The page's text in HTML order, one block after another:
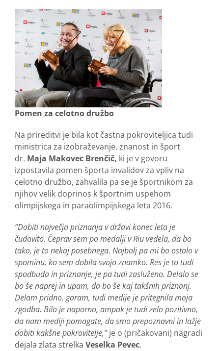
Pomen za celotno družbo
Na prireditvi je bila kot častna pokroviteljica tudi
ministrica za izobraževanje, znanost in šport
dr. Maja Makovec Brenčič, ki je v govoru
izpostavila pomen športa invalidov za vpliv na
celotno družbo, zahvalila pa se je športnikom za
njihov velik doprinos k športnim uspehom
olimpijskega in paraolimpijskega leta 2016.
“Dobiti največja priznanja v državi konec leta je
čudovito. Čeprav sem po medalji v Riu vedela, da bo
tako, je to nekaj posebnega. Najbolj pa mi bo ostalo v
spominu, ko sem dobila svojo znamko. Res je to tudi
spodbuda in priznanje, je pa tudi zasluženo. Delalo se
bo še naprej in upam, da bo še kaj takšnih priznanj.
Delam pridno, garam, tudi medije je pritegnila moja
zgodba. Bilo je naporno, ampak je tudi zelo pozitivno,
da nam mediji pomagate, da smo prepoznavni in lažje
dobiti kakšne pokrovitelje,”je o (pričakovani) nagradi
dejala zlata strelka Veselka Pevec.